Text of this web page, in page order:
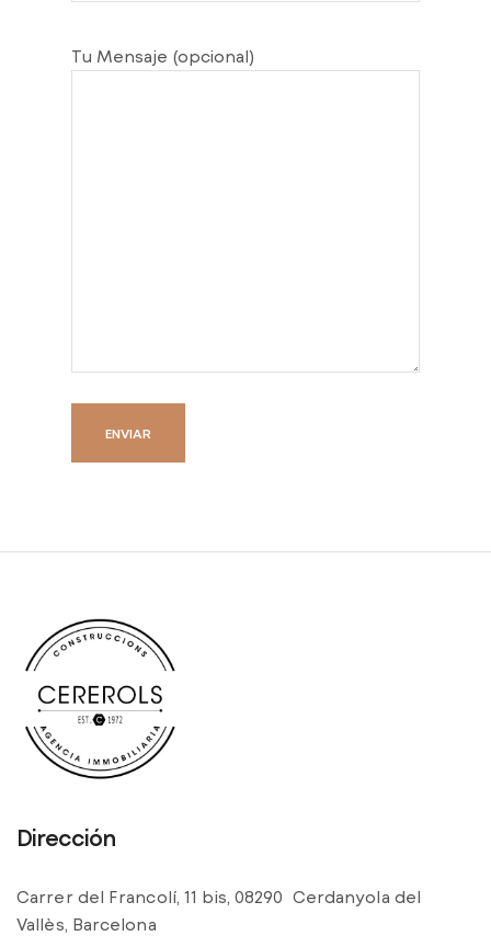
Tu Mensaje (opcional)
Dirección
Carrer del Francolí, 11 bis, 08290 Cerdanyola del
Vallès, Barcelona